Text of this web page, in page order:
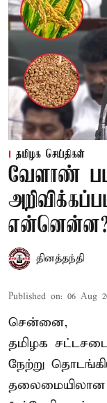
தமிழக செய்திகள்
வேளாண்
தினத்தந்தி
Published on: 06 Aug
சென்னை,
தமிழக
நேற்று
தலைமையிலான